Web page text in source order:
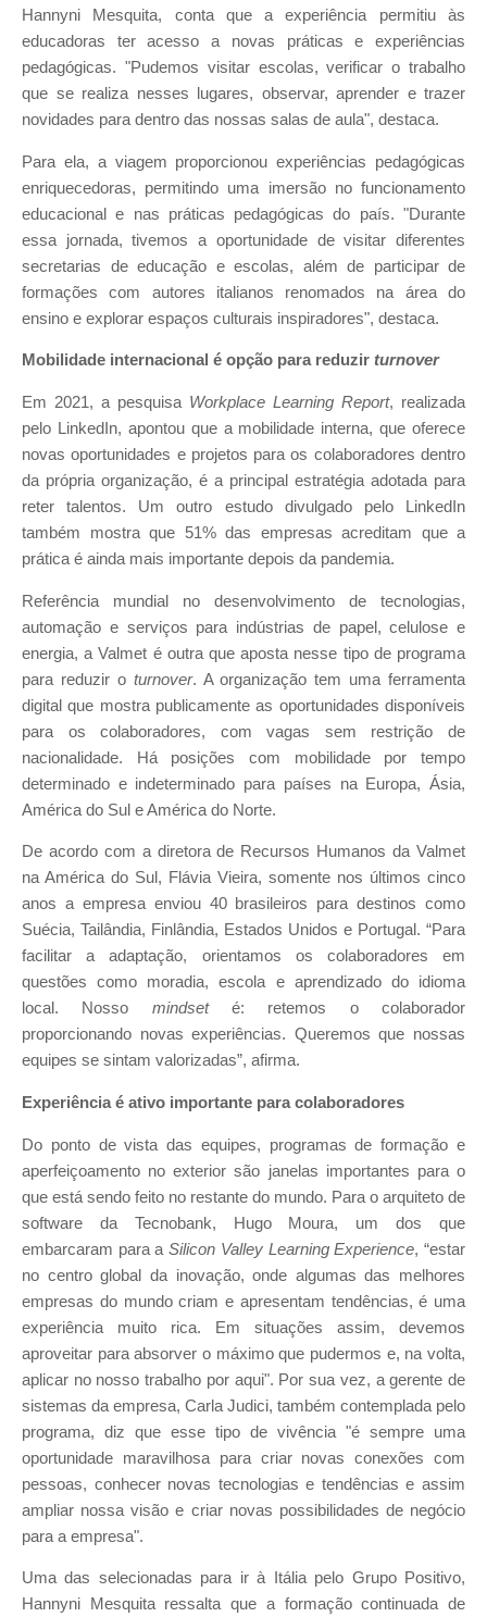
Hannyni Mesquita, conta que a experiência permitiu às
educadoras ter acesso a novas práticas e experiências
pedagógicas. "Pudemos visitar escolas, verificar o trabalho
que se realiza nesses lugares, observar, aprender e trazer
novidades para dentro das nossas salas de aula", destaca.
Para ela, a viagem proporcionou experiências pedagógicas
enriquecedoras, permitindo uma imersão no funcionamento
educacional e nas práticas pedagógicas do país. "Durante
essa jornada, tivemos a oportunidade de visitar diferentes
secretarias de educação e escolas, além de participar de
formações com autores italianos renomados na área do
ensino e explorar espaços culturais inspiradores", destaca.
Mobilidade internacional é opção para reduzir turnover
Em 2021, a pesquisa Workplace Learning Report, realizada
pelo LinkedIn, apontou que a mobilidade interna, que oferece
novas oportunidades e projetos para os colaboradores dentro
da própria organização, é a principal estratégia adotada para
reter talentos. Um outro estudo divulgado pelo LinkedIn
também mostra que 51% das empresas acreditam que a
prática é ainda mais importante depois da pandemia.
Referência mundial no desenvolvimento de tecnologias,
automação e serviços para indústrias de papel, celulose e
energia, a Valmet é outra que aposta nesse tipo de programa
para reduzir o turnover. A organização tem uma ferramenta
digital que mostra publicamente as oportunidades disponíveis
para os colaboradores, com vagas sem restrição de
nacionalidade. Há posições com mobilidade por tempo
determinado e indeterminado para países na Europa, Ásia,
América do Sul e América do Norte.
De acordo com a diretora de Recursos Humanos da Valmet
na América do Sul, Flávia Vieira, somente nos últimos cinco
anos a empresa enviou 40 brasileiros para destinos como
Suécia, Tailândia, Finlândia, Estados Unidos e Portugal. “Para
facilitar a adaptação, orientamos os colaboradores em
questões como moradia, escola e aprendizado do idioma
local. Nosso mindseté: retemos o colaborador
proporcionando novas experiências. Queremos que nossas
equipes se sintam valorizadas”, afirma.
Experiência é ativo importante para colaboradores
Do ponto de vista das equipes, programas de formação e
aperfeiçoamento no exterior são janelas importantes para o
que está sendo feito no restante do mundo. Para o arquiteto de
software da Tecnobank, Hugo Moura, um dos que
embarcaram para aSilicon Valley Learning Experience, “estar
no centro global da inovação, onde algumas das melhores
empresas do mundo criam e apresentam tendências, é uma
experiência muito rica. Em situações assim, devemos
aproveitar para absorver o máximo que pudermos e, na volta,
aplicar no nosso trabalho por aqui". Por sua vez, a gerente de
sistemas da empresa, Carla Judici, também contemplada pelo
programa, diz que esse tipo de vivência "é sempre uma
oportunidade maravilhosa para criar novas conexões com
pessoas, conhecer novas tecnologias e tendências e assim
ampliar nossa visão e criar novas possibilidades de negócio
para a empresa".
Uma das selecionadas para ir à Itália pelo Grupo Positivo,
Hannyni Mesquita ressalta que a formação continuada de